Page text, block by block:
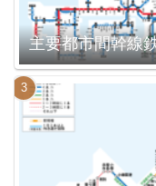
主要都市間幹線